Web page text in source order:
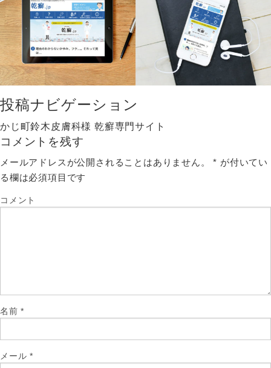
投稿ナビゲーション
かじ町鈴木皮膚科様 乾癬専門サイト
コメントを残す
メールアドレスが公開されることはありません。 * が付いてい
る欄は必須項目です
コメント
名前*
メール*